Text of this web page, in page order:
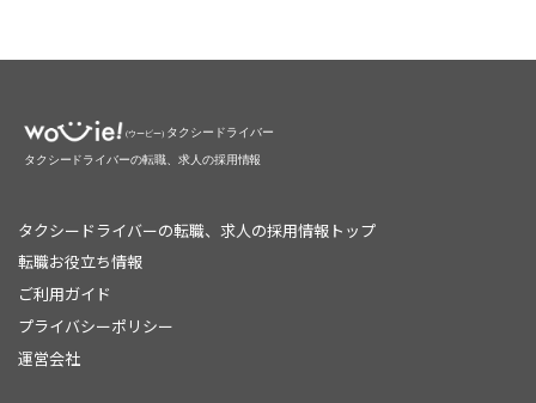
タクシードライバーの転職、求人の採用情報トップ
転職お役立ち情報
ご利用ガイド
プライバシーポリシー
運営会社